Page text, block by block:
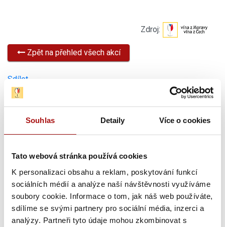
Souhlas Detaily Více o cookies
Tato webová stránka používá cookies
K personalizaci obsahu a reklam, poskytování funkcí
sociálních médií a analýze naší návštěvnosti využíváme
soubory cookie. Informace o tom, jak náš web používáte,
sdílíme se svými partnery pro sociální média, inzerci a
analýzy. Partneři tyto údaje mohou zkombinovat s
Zdroj:
Zpět na přehled všech akcí
Sdílet
Novinky